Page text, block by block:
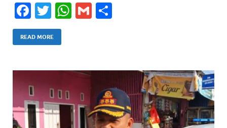
F
ac
e
o
o
k
T
w
itt
W
A
p
p
G
READ MORE